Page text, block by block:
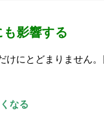
影響する
けにとどまりません
なる